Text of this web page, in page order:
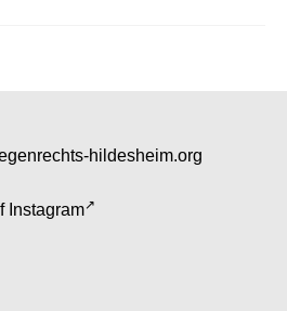
hildesheim.org
Instagram